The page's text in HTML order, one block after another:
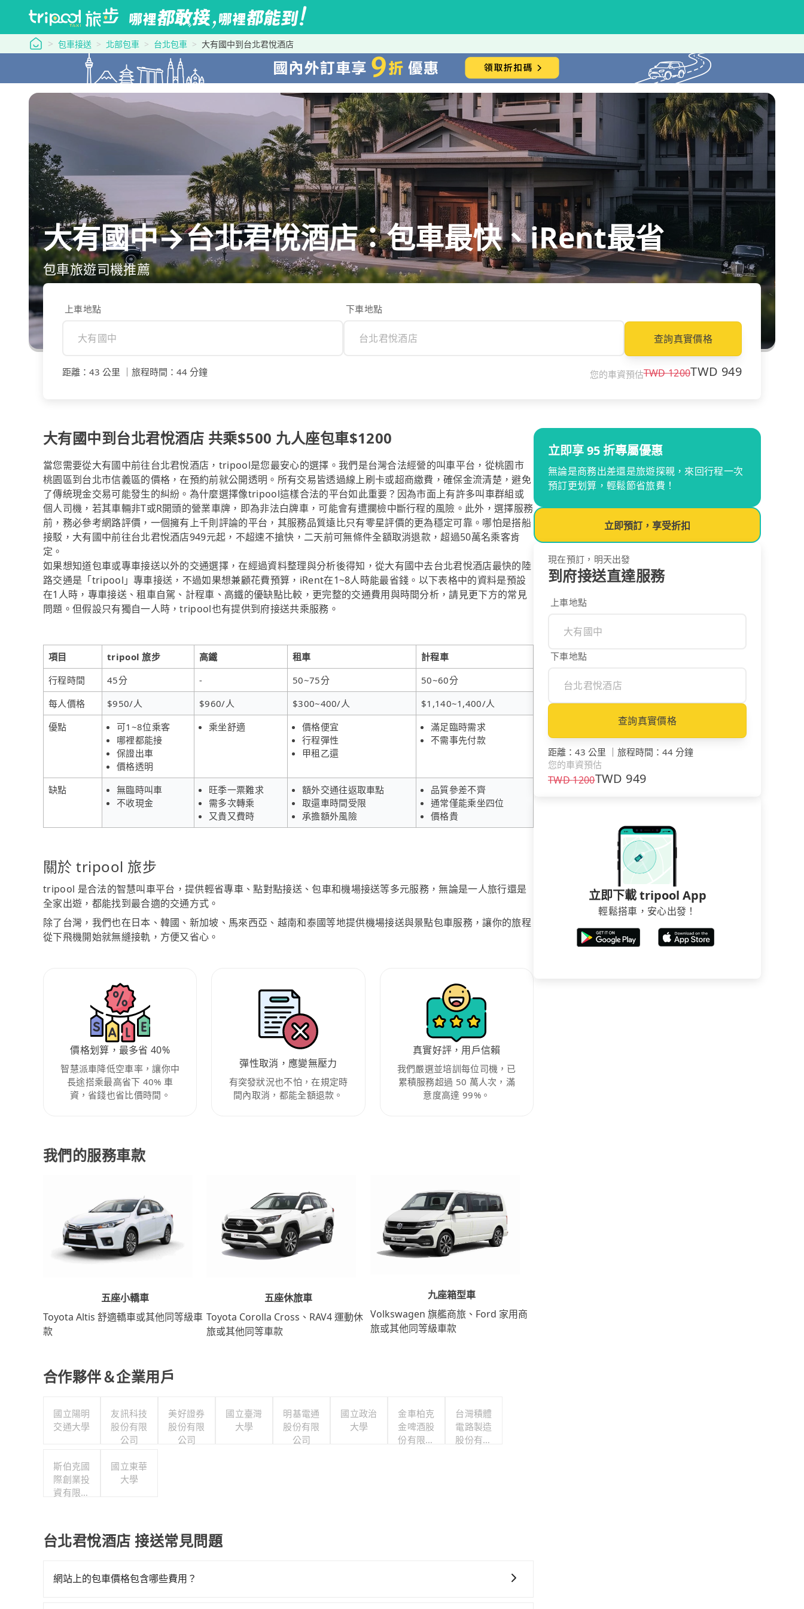
tripool 旅步
包車接送 北部包車 台北包車 大有國中到台北君悅酒店
大有國中→台北君悅酒店：包車最快、iRent最省
包車旅遊司機推薦
上車地點 下車地點
查詢真實價格
距離 ： 43 公里 旅程時間 ： 44 分鐘 您的車資預估TWD1200TWD 949
大有國中到台北君悅酒店 共乘$500 九人座包車$1200
當您需要從大有國中前往台北君悅酒店，tripool是您最安心的選擇。我們是台灣合法經營的叫車平台，從桃園市
桃園區到台北市信義區的價格，在預約前就公開透明。所有交易皆透過線上刷卡或超商繳費，確保金流清楚，避免
了傳統現金交易可能發生的糾紛。為什麼選擇像tripool這樣合法的平台如此重要？因為市面上有許多叫車群組或
個人司機，若其車輛非T或R開頭的營業車牌，即為非法白牌車，可能會有遭攔檢中斷行程的風險。此外，選擇服務
前，務必參考網路評價，一個擁有上千則評論的平台，其服務品質遠比只有零星評價的更為穩定可靠。哪怕是搭船
接駁，大有國中前往台北君悅酒店949元起，不超速不搶快，二天前可無條件全額取消退款，超過50萬名乘客肯
定。
如果想知道包車或專車接送以外的交通選擇，在經過資料整理與分析後得知，從大有國中去台北君悅酒店最快的陸
路交通是「tripool」專車接送，不過如果想兼顧花費預算，iRent在1~8人時能最省錢。以下表格中的資料是預設
在1人時，專車接送、租車自駕、計程車、高鐵的優缺點比較，更完整的交通費用與時間分析，請見更下方的常見
問題。但假設只有獨自一人時，tripool也有提供到府接送共乘服務。
項目 tripool 旅步 高鐵 租車
計程車
行程時間
45分 - 50~75分
50~60分
每人價格
$950/人 $960/人 $300~400/人
$1,140~1,400/人
優點
可1~8位乘客
哪裡都能接
保證出車
價格透明
乘坐舒適
價格便宜
行程彈性
甲租乙還
滿足臨時需求
不需事先付款
缺點
無臨時叫車
不收現金
旺季一票難求
需多次轉乘
又貴又費時
額外交通往返取車點
取還車時間受限
承擔額外風險
品質參差不齊
通常僅能乘坐四位
價格貴
關於 tripool 旅步
tripool 是合法的智慧叫車平台，提供輕省專車、點對點接送、包車和機場接送等多元服務，無論是一人旅行還是
全家出遊，都能找到最合適的交通方式。
除了台灣，我們也在日本、韓國、新加坡、馬來西亞、越南和泰國等地提供機場接送與景點包車服務，讓你的旅程
從下飛機開始就無縫接軌，方便又省心。
價格划算，最多省 40%
智慧派車降低空車率，讓你中
長途搭乘最高省下 40% 車
資，省錢也省比價時間。
彈性取消，應變無壓力
有突發狀況也不怕，在規定時
間內取消，都能全額退款。
真實好評，用戶信賴
我們嚴選並培訓每位司機，已
累積服務超過 50 萬人次，滿
意度高達 99%。
我們的服務車款
五座小轎車
Toyota Altis 舒適轎車或其他同等級車
款
五座休旅車
Toyota Corolla Cross、RAV4 運動休
旅或其他同等車款
九座箱型車
Volkswagen 旗艦商旅、Ford 家用商
旅或其他同等級車款
合作夥伴＆企業用戶
國立陽明
交通大學
友訊科技
股份有限
公司
美好證券
股份有限
公司
國立臺灣
大學
明基電通
股份有限
公司
國立政治
大學
金車柏克
金啤酒股
份有限公
台灣積體
電路製造
股份有限
斯伯克國
際創業投
資有限公
國立東華
大學
台北君悅酒店 接送常見問題
網站上的包車價格包含哪些費用？
立即享 95 折專屬優惠
無論是商務出差還是旅遊探親，來回行程一次
預訂更划算，輕鬆節省旅費！
立即預訂，享受折扣
現在預訂，明天出發
到府接送直達服務
上車地點
下車地點
查詢真實價格
距離 ： 43 公里 ｜ 旅程時間 ： 44 分鐘
您的車資預估
TWD1200TWD 949
立即下載 tripool App
輕鬆搭車，安心出發！